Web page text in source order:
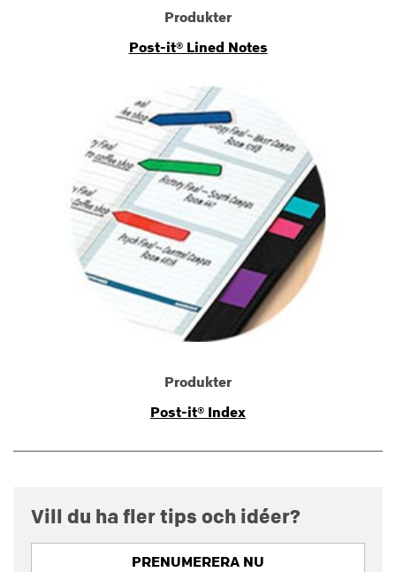
Produkter
Post-it® Lined Notes
Produkter
Post-it® Index
Vill du ha fler tips och idéer?
PRENUMERERA NU